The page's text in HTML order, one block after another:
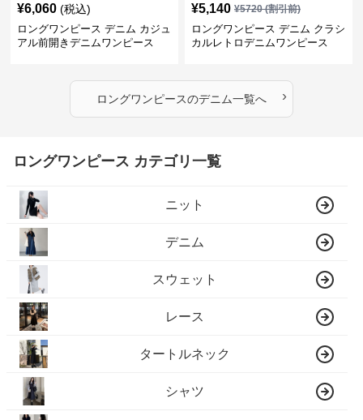
¥6,060 (税込)
ロングワンピース デニム カジュ
アル前開きデニムワンピース
¥5,140 ¥5720(割引前)
ロングワンピース デニム クラシ
カルレトロデニムワンピース
ロングワンピースのデニム一覧へ ›
ロングワンピース カテゴリ一覧
ニット
デニム
スウェット
レース
タートルネック
シャツ